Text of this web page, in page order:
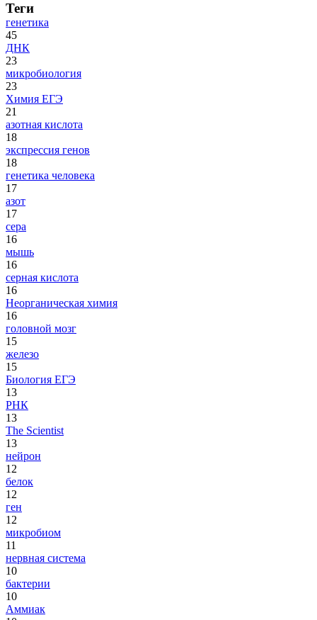
Теги
генетика
45
ДНК
23
микробиология
23
Химия ЕГЭ
21
азотная кислота
18
экспрессия генов
18
генетика человека
17
азот
17
сера
16
мышь
16
серная кислота
16
Неорганическая химия
16
головной мозг
15
железо
15
Биология ЕГЭ
13
РНК
13
The Scientist
13
нейрон
12
белок
12
ген
12
микробиом
11
нервная система
10
бактерии
10
Аммиак